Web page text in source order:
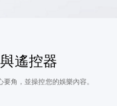
遙控器
角，並操控您的娛樂內容。